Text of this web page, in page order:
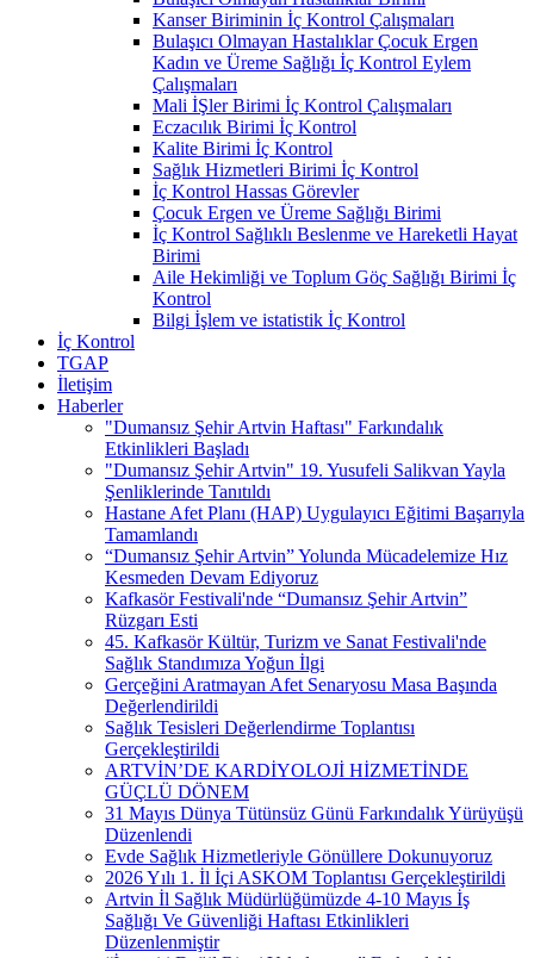
Kanser Biriminin İç Kontrol Çalışmaları
Bulaşıcı Olmayan Hastalıklar Çocuk Ergen
Kadın ve Üreme Sağlığı İç Kontrol Eylem
Çalışmaları
Mali İŞler Birimi İç Kontrol Çalışmaları
Eczacılık Birimi İç Kontrol
Kalite Birimi İç Kontrol
Sağlık Hizmetleri Birimi İç Kontrol
İç Kontrol Hassas Görevler
Çocuk Ergen ve Üreme Sağlığı Birimi
İç Kontrol Sağlıklı Beslenme ve Hareketli Hayat
Birimi
Aile Hekimliği ve Toplum Göç Sağlığı Birimi İç
Kontrol
Bilgi İşlem ve istatistik İç Kontrol
İç Kontrol
TGAP
İletişim
Haberler
"Dumansız Şehir Artvin Haftası" Farkındalık
Etkinlikleri Başladı
"Dumansız Şehir Artvin" 19. Yusufeli Salikvan Yayla
Şenliklerinde Tanıtıldı
Hastane Afet Planı (HAP) Uygulayıcı Eğitimi Başarıyla
Tamamlandı
“Dumansız Şehir Artvin” Yolunda Mücadelemize Hız
Kesmeden Devam Ediyoruz
Kafkasör Festivali'nde “Dumansız Şehir Artvin”
Rüzgarı Esti
45. Kafkasör Kültür, Turizm ve Sanat Festivali'nde
Sağlık Standımıza Yoğun İlgi
Gerçeğini Aratmayan Afet Senaryosu Masa Başında
Değerlendirildi
Sağlık Tesisleri Değerlendirme Toplantısı
Gerçekleştirildi
ARTVİN’DE KARDİYOLOJİ HİZMETİNDE
GÜÇLÜ DÖNEM
31 Mayıs Dünya Tütünsüz Günü Farkındalık Yürüyüşü
Düzenlendi
Evde Sağlık Hizmetleriyle Gönüllere Dokunuyoruz
2026 Yılı 1. İl İçi ASKOM Toplantısı Gerçekleştirildi
Artvin İl Sağlık Müdürlüğümüzde 4-10 Mayıs İş
Sağlığı Ve Güvenliği Haftası Etkinlikleri
Düzenlenmiştir